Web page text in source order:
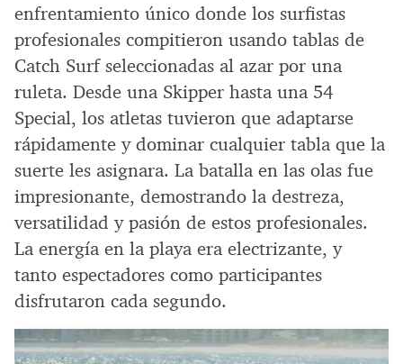
enfrentamiento único donde los surfistas
profesionales compitieron usando tablas de
Catch Surf seleccionadas al azar por una
ruleta. Desde una Skipper hasta una 54
Special, los atletas tuvieron que adaptarse
rápidamente y dominar cualquier tabla que la
suerte les asignara. La batalla en las olas fue
impresionante, demostrando la destreza,
versatilidad y pasión de estos profesionales.
La energía en la playa era electrizante, y
tanto espectadores como participantes
disfrutaron cada segundo.